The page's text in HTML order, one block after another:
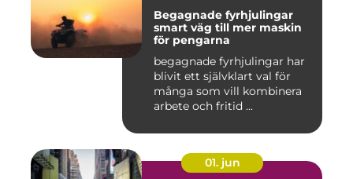
Begagnade fyrhjulingar
smart väg till mer maskin
för pengarna
begagnade fyrhjulingar har
blivit ett självklart val för
många som vill kombinera
arbete och fritid ...
01. jun